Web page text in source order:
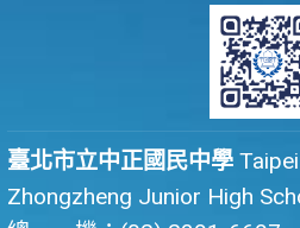
臺北市立中正國民中學
Zhongzheng Junior High